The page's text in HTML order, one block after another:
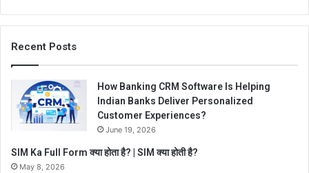
Recent Posts
How Banking CRM Software Is Helping
Indian Banks Deliver Personalized
Customer Experiences?
June 19, 2026
SIM Ka Full Form क्या होता है? | SIM क्या होती है?
May 8, 2026